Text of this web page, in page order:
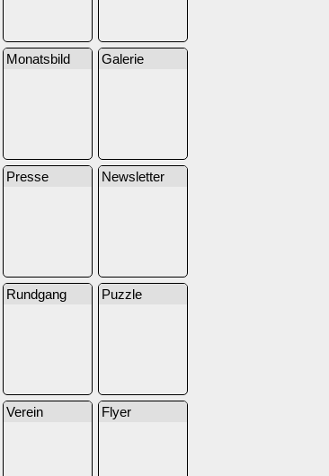
Monatsbild Galerie
Presse Newsletter
Rundgang Puzzle
Verein Flyer